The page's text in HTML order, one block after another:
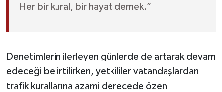
Her bir kural, bir hayat demek.”
Denetimlerin ilerleyen günlerde de artarak devam
edeceği belirtilirken, yetkililer vatandaşlardan
trafik kurallarına azami derecede özen